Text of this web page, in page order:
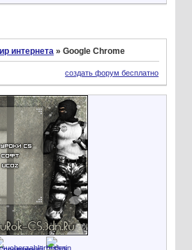
интернета » Google Chrome
создать форум бесплатно